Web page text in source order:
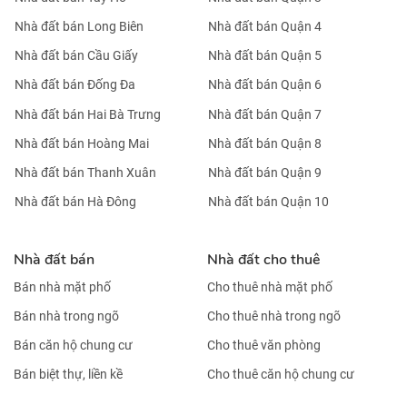
Nhà đất bán Long Biên
Nhà đất bán Cầu Giấy
Nhà đất bán Đống Đa
Nhà đất bán Hai Bà Trưng
Nhà đất bán Hoàng Mai
Nhà đất bán Thanh Xuân
Nhà đất bán Hà Đông
Nhà đất bán Quận 4
Nhà đất bán Quận 5
Nhà đất bán Quận 6
Nhà đất bán Quận 7
Nhà đất bán Quận 8
Nhà đất bán Quận 9
Nhà đất bán Quận 10
Nhà đất bán
Bán nhà mặt phố
Bán nhà trong ngõ
Bán căn hộ chung cư
Bán biệt thự, liền kề
Nhà đất cho thuê
Cho thuê nhà mặt phố
Cho thuê nhà trong ngõ
Cho thuê văn phòng
Cho thuê căn hộ chung cư